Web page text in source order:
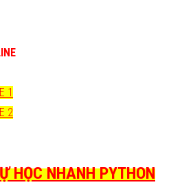
1
2
HỌC NHANH PYTHON